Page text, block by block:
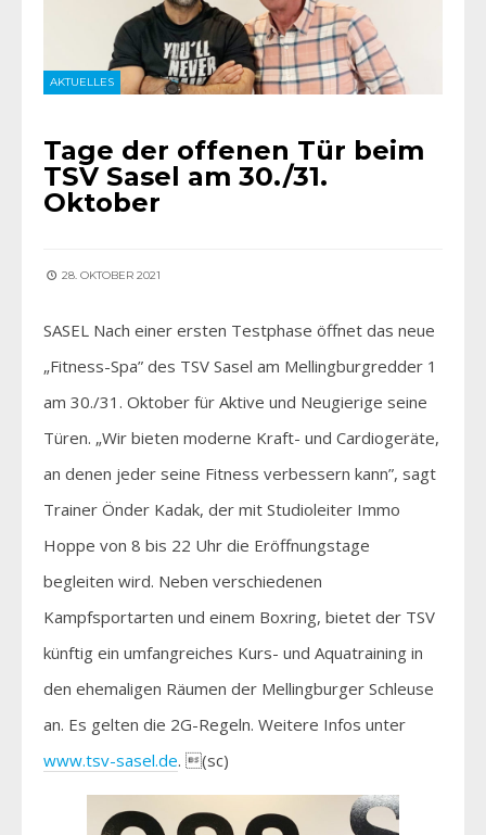
AKTUELLES
Tage der offenen Tür beim
TSV Sasel am 30./31.
Oktober
28. OKTOBER 2021
SASEL Nach einer ersten Testphase öffnet das neue
„Fitness-Spa” des TSV Sasel am Mellingburgredder 1
am 30./31. Oktober für Aktive und Neugierige seine
Türen. „Wir bieten moderne Kraft- und Cardiogeräte,
an denen jeder seine Fitness verbessern kann”, sagt
Trainer Önder Kadak, der mit Studioleiter Immo
Hoppe von 8 bis 22 Uhr die Eröffnungstage
begleiten wird. Neben verschiedenen
Kampfsportarten und einem Boxring, bietet der TSV
künftig ein umfangreiches Kurs- und Aquatraining in
den ehemaligen Räumen der Mellingburger Schleuse
an. Es gelten die 2G-Regeln. Weitere Infos unter
www.tsv-sasel.de. (sc)